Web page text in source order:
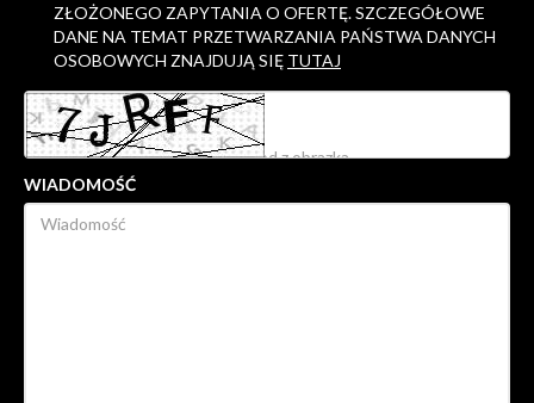
ZŁOŻONEGO ZAPYTANIA O OFERTĘ. SZCZEGÓŁOWE
DANE NA TEMAT PRZETWARZANIA PAŃSTWA DANYCH
OSOBOWYCH ZNAJDUJĄ SIĘ TUTAJ
WIADOMOŚĆ